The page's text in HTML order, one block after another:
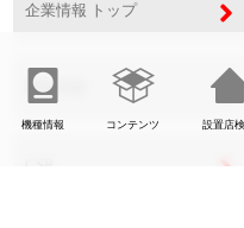
機種情報 コンテンツ 設置店
企業情報 トップ
事業内容